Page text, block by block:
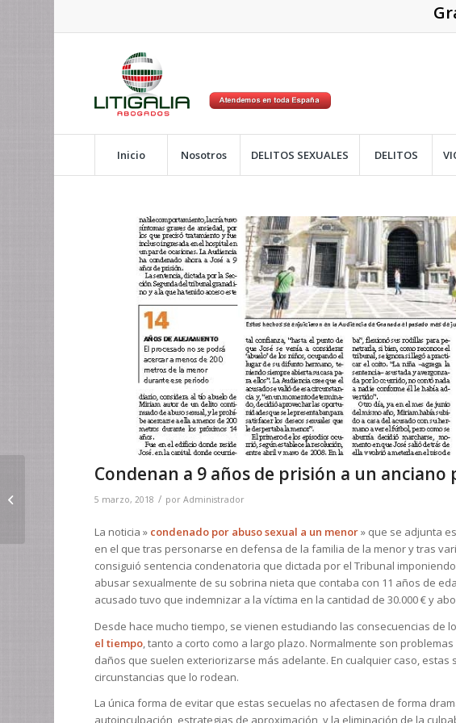
Inicio Nosotros DELITOS SEXUALES DELITOS
Condenan a 9 años de prisión a un
5 marzo, 2018 / porAdministrador
La noticia » condenado por abuso sexual a un menor» que se adjunta
en el que tras personarse en defensa de la familia de la menor y tras
consiguió sentencia condenatoria que dictada por el Tribunal
abusar sexualmente de su sobrina nieta que contaba con 11 años de
acusado tuvo que indemnizar a la víctima en la cantidad de 30.000 € y
Desde hace mucho tiempo, se vienen estudiando las consecuencias de
el tiempo , tanto a corto como a largo plazo. Normalmente son
daños que suelen exteriorizarse más adelante. En cualquier caso, estas
circunstancias que lo rodean.
La única forma de evitar que estas secuelas no afectasen de forma
autoinculpación, estrategias de aproximación, y la eliminación de la
Sentencia a favor de
una niña de 12 años